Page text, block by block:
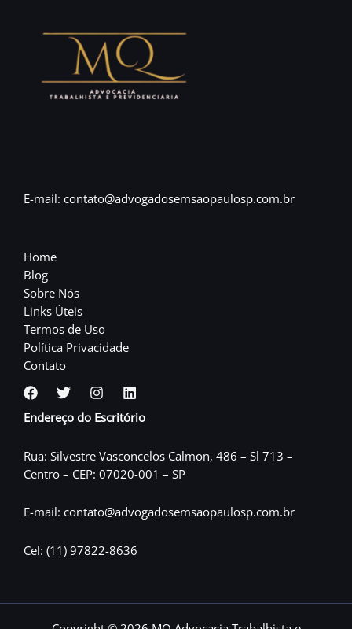
E-mail: contato@advogadosemsaopaulosp.com.br
Home
Blog
Sobre Nós
Links Úteis
Termos de Uso
Política Privacidade
Contato
Endereço do Escritório
Rua: Silvestre Vasconcelos Calmon, 486 – Sl 713 –
Centro – CEP: 07020-001 – SP
E-mail: contato@advogadosemsaopaulosp.com.br
Cel: (11) 97822-8636